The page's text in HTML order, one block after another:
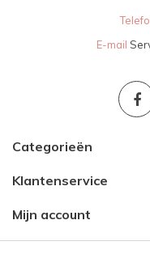
E-mail
Categorieën
Klantenservice
Mijn account